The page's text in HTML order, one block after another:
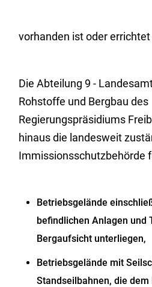
vorhanden ist oder
Die Abteilung 9 -
Rohstoffe und Bergbau des
Regierungspräsidiums
hinaus die landesweit
Immissionsschutzbehörde
Betriebsgelände
befindlichen Anlagen und
Bergaufsicht unterliegen,
Betriebsgelände mit
Standseilbahnen, die